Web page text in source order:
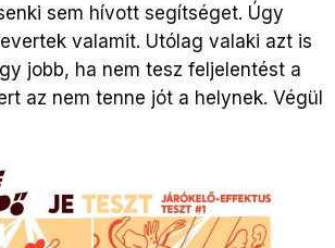
sem hívott segítséget. Úgy
valamit. Utólag valaki azt is
jobb, ha nem tesz feljelentést a
az nem tenne jót a helynek. Végül